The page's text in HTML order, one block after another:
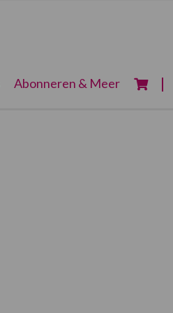
Abonneren & Meer